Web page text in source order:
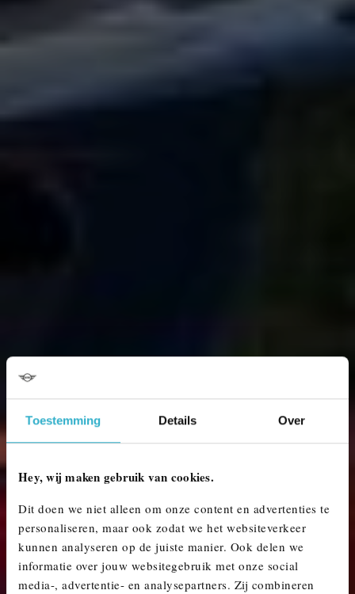
Toestemming Details Over
Hey, wij maken gebruik van cookies.
Dit doen we niet alleen om onze content en advertenties te
personaliseren, maar ook zodat we het websiteverkeer
kunnen analyseren op de juiste manier. Ook delen we
informatie over jouw websitegebruik met onze social
media-, advertentie- en analysepartners. Zij combineren
MINI KOPEN? ONTDEK ONS AANBOD.